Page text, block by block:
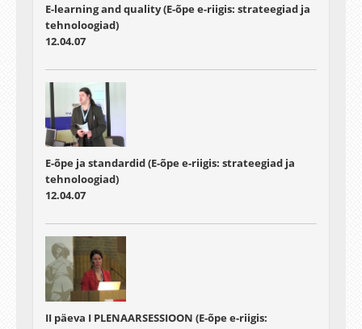
E-learning and quality (E-õpe e-riigis: strateegiad ja
tehnoloogiad)
12.04.07
E-õpe ja standardid (E-õpe e-riigis: strateegiad ja
tehnoloogiad)
12.04.07
II päeva I PLENAARSESSIOON (E-õpe e-riigis: